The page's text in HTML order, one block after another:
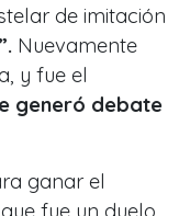
de imitación
Nuevamente
y fue el
generó debate
ganar el